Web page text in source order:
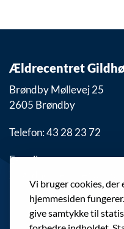
Vi bruger cookies,
hjemmesiden
give samtykke til
Ældrecentret
Brøndby Møllevej 25
2605 Brøndby
Telefon: 43 28 23 72
E-mail: